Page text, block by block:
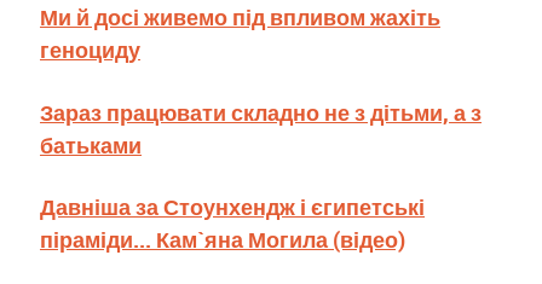
Ми й досі живемо під впливом жахіть
геноциду
Зараз працювати складно не з дітьми, а з
батьками
Давніша за Стоунхендж і єгипетські
піраміди... Кам`яна Могила (відео)